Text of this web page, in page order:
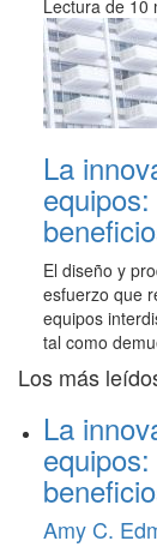
Lectura de 10
La
El diseño y
esfuerzo que
equipos
tal como
Los más
La
Amy C.